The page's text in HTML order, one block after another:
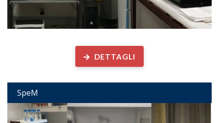
DETTAGLI
SpeM